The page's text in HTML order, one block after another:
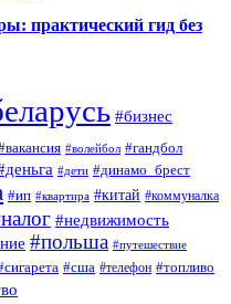
практический гид без
#бизнес
#волейбол #гандбол
#дети #динамо_брест
#ип #квартира #китай #коммуналка
#недвижимость
#польша #путешествие
#сша #телефон #топливо